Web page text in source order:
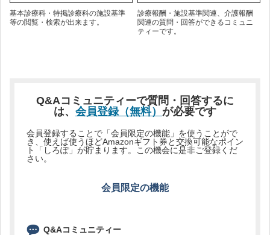
基本診療科・特掲診療科の施設基準
等の閲覧・検索が出来ます。
診療報酬・施設基準関連、介護報酬
関連の質問・回答ができるコミュニ
ティーです。
Q&Aコミュニティーで質問・回答するに
は、 会員登録（無料） が必要です
会員登録することで「会員限定の機能」を使うことがで
き、使えば使うほどAmazonギフト券と交換可能なポイン
ト「しろぽ」が貯まります。この機会に是非ご登録くだ
さい。
会員限定の機能
Q&Aコミュニティー